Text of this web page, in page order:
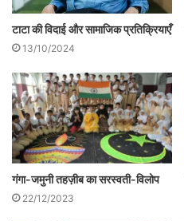
टाटा की विदाई और सामाजिक प्रतिक्रियाएँ
13/10/2024
गंगा-जमुनी तहज़ीब का सरस्वती-विलोप
22/12/2023